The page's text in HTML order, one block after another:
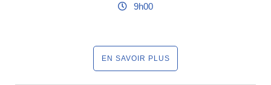
9h00
EN SAVOIR PLUS